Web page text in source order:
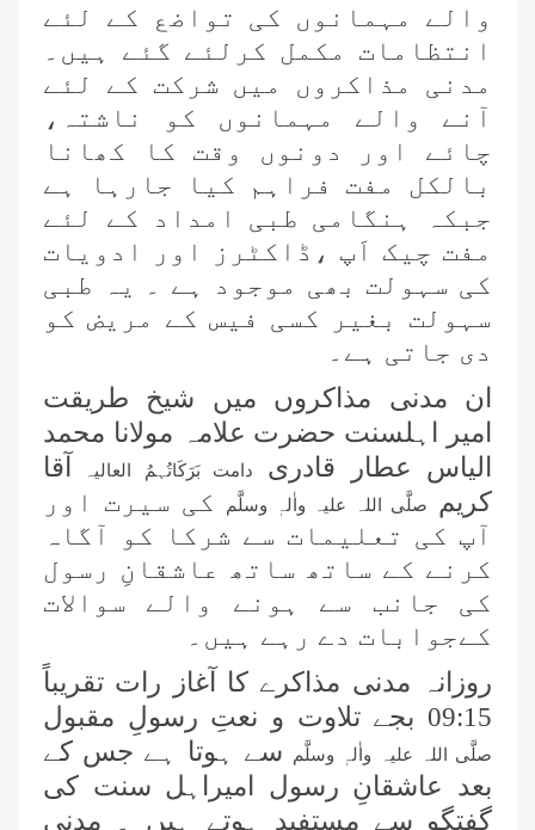
والے مہمانوں کی تواضع کے لئے
انتظامات مکمل کرلئے گئے ہیں۔
مدنی مذاکروں میں شرکت کے لئے
آنے والے مہمانوں کو ناشتہ،
چائے اور دونوں وقت کا کھانا
بالکل مفت فراہم کیا جارہا ہے
جبکہ ہنگامی طبی امداد
کے لئے
مفت چیک اَپ ،ڈاکٹرز اور ادویات
کی سہولت بھی موجود ہے ۔ یہ طبی
سہولت
بغیر کسی فیس کے مریض کو
دی جاتی ہے۔
ان مدنی مذاکروں میں شیخ طریقت
امیر اہلسنت حضرت علامہ مولانا محمد
الیاس عطار قادری
دامت بَرَکَاتُہمُ العالیہ
آقا
کریم
صلَّی اللہ علیہ واٰلہٖ وسلَّم
کی سیرت اور
آپ کی تعلیمات سے شرکا کو آگاہ
کرنے کے ساتھ ساتھ
عاشقانِ رسول
کی جانب سے ہونے والے سوالات
کےجوابات دے رہے ہیں۔
روزانہ مدنی مذاکرے کا آغاز رات تقریباً
09:15 بجے تلاوت و نعتِ رسولِ مقبول
صلَّی اللہ علیہ واٰلہٖ وسلَّم
سے ہوتا ہے جس کے
بعد عاشقانِ رسول امیراہل سنت کی
گفتگو سے مستفید ہوتے ہیں ۔ مدنی
اسلام آباد میں معروف شخصیات کے
لیے سیکھنے سکھانے کے حلقے کا انعقاد